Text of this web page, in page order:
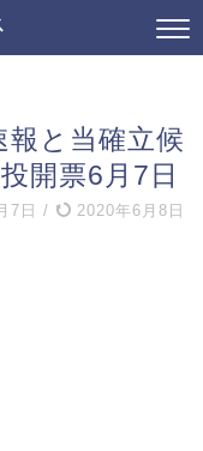
と当確立候
開票6月7日
7日 / 2020年6月8日